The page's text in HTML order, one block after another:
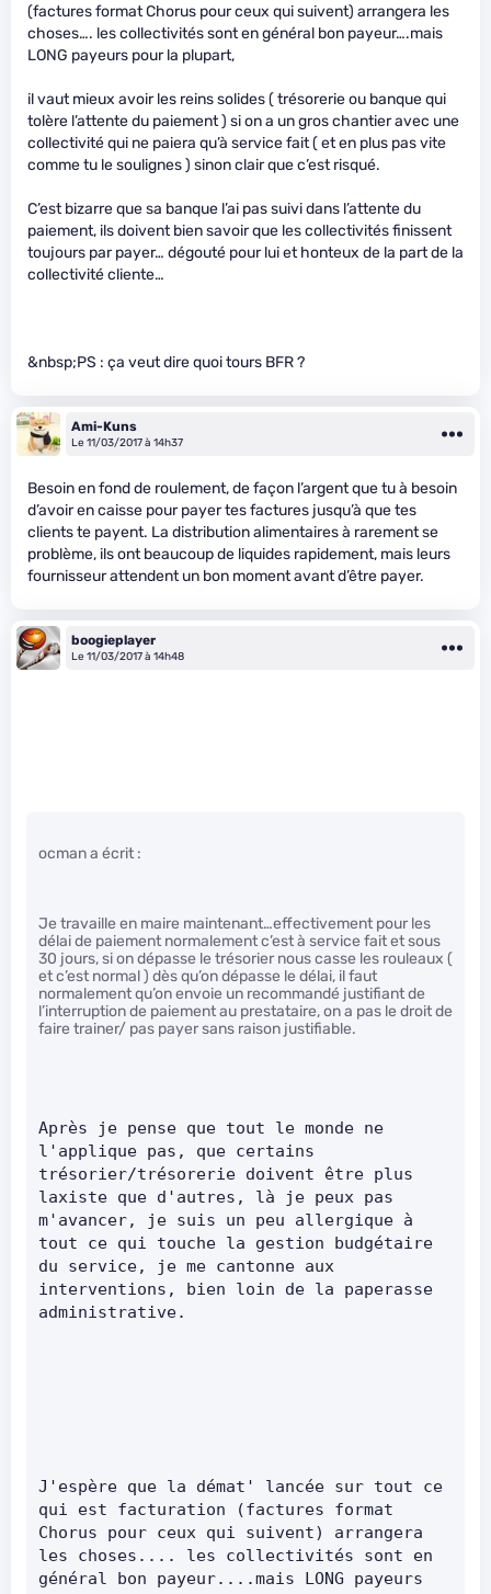
(factures format Chorus pour ceux qui suivent) arrangera les
choses…. les collectivités sont en général bon payeur….mais
LONG payeurs pour la plupart,
il vaut mieux avoir les reins solides ( trésorerie ou banque qui
tolère l’attente du paiement ) si on a un gros chantier avec une
collectivité qui ne paiera qu’à service fait ( et en plus pas vite
comme tu le soulignes ) sinon clair que c’est risqué.
C’est bizarre que sa banque l’ai pas suivi dans l’attente du
paiement, ils doivent bien savoir que les collectivités finissent
toujours par payer… dégouté pour lui et honteux de la part de la
collectivité cliente…
&nbsp;PS : ça veut dire quoi tours BFR ?
Ami-Kuns
Le 11/03/2017 à 14h37
Besoin en fond de roulement, de façon l’argent que tu à besoin
d’avoir en caisse pour payer tes factures jusqu’à que tes
clients te payent. La distribution alimentaires à rarement se
problème, ils ont beaucoup de liquides rapidement, mais leurs
fournisseur attendent un bon moment avant d’être payer.
boogieplayer
Le 11/03/2017 à 14h48
ocman a écrit :
Je travaille en maire maintenant…effectivement pour les
délai de paiement normalement c’est à service fait et sous
30 jours, si on dépasse le trésorier nous casse les rouleaux (
et c’est normal ) dès qu’on dépasse le délai, il faut
normalement qu’on envoie un recommandé justifiant de
l’interruption de paiement au prestataire, on a pas le droit de
faire trainer/ pas payer sans raison justifiable.
Après je pense que tout le monde ne
l'applique pas, que certains
trésorier/trésorerie doivent être plus
laxiste que d'autres, là je peux pas
m'avancer, je suis un peu allergique à
tout ce qui touche la gestion budgétaire
du service, je me cantonne aux
interventions, bien loin de la paperasse
administrative.
J'espère que la démat' lancée sur tout ce
qui est facturation (factures format
Chorus pour ceux qui suivent) arrangera
les choses.... les collectivités sont en
général bon payeur....mais LONG payeurs